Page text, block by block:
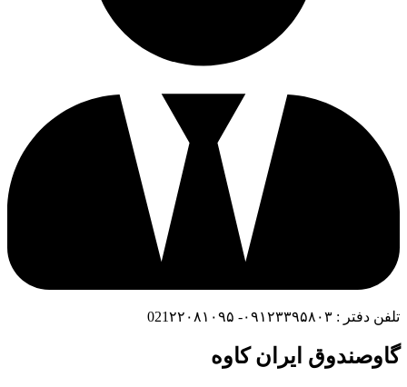
تلفن دفتر : ۰۹۱۲۳۳۹۵۸۰۳- 021۲۲۰۸۱۰۹۵
گاوصندوق ایران کاوه